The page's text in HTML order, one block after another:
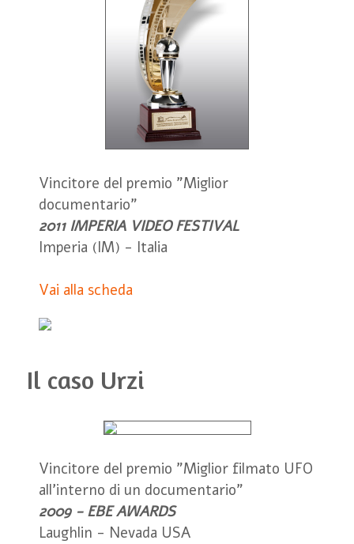
Vincitore del premio "Miglior
documentario"
2011 IMPERIA VIDEO FESTIVAL
Imperia (IM) - Italia
Vai alla scheda
Il caso Urzi
Vincitore del premio "Miglior filmato UFO
all'interno di un documentario"
2009 - EBE AWARDS
Laughlin - Nevada USA